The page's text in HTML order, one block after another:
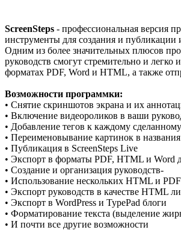
ScreenSteps - профессиональная версия
инструменты для создания и публикации
Одним из более значительных плюсов
руководств смогут стремительно и
форматах PDF, Word и HTML, а также
Возможности программки:
• Снятие скриншотов экрана и их
• Включение видеороликов в ваши
• Добавление тегов к каждому
• Переименовывание картинок в
• Публикация в ScreenSteps Live
• Экспорт в форматы PDF, HTML и Word
• Создание и организация руководств-
• Использование нескольких HTML и
• Экспорт руководств в качестве HTML
• Экспорт в WordPress и TypePad блоги
• Форматирование текста (выделение
• И почти все другие возможности